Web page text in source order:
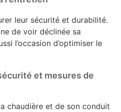
leur sécurité et durabilité.
de voir déclinée sa
l’occasion d’optimiser le
et mesures de
chaudière et de son conduit